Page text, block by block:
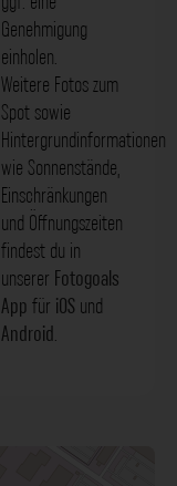
Genehmigung
einholen.
Weitere Fotos zum
Spot sowie
Hintergrundinformationen
wie Sonnenstände,
Einschränkungen
und Öffnungszeiten
findest du in
unserer Fotogoals
App für iOS und
Android.